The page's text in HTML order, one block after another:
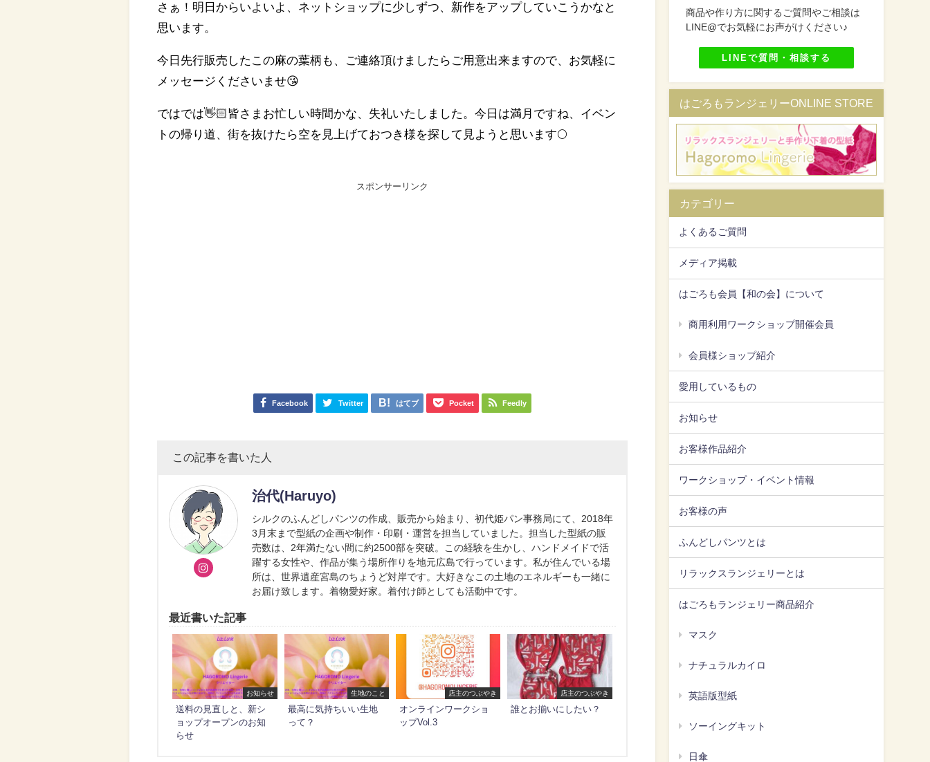
さぁ！明日からいよいよ、ネットショップに少しずつ、新作をアップしていこうかなと
思います。
今日先行販売したこの麻の葉柄も、ご連絡頂けましたらご用意出来ますので、お気軽に
メッセージくださいませ😘
ではでは👋🏻皆さまお忙しい時間かな、失礼いたしました。今日は満月ですね、イベン
トの帰り道、街を抜けたら空を見上げておつき様を探して見ようと思います🌕
スポンサーリンク
Facebook Twitter はてブ Pocket Feedly
この記事を書いた人
治代(Haruyo)
シルクのふんどしパンツの作成、販売から始まり、初代姫パン事務局にて、2018年
3月末まで型紙の企画や制作・印刷・運営を担当していました。担当した型紙の販
売数は、2年満たない間に約2500部を突破。この経験を生かし、ハンドメイドで活
躍する女性や、作品が集う場所作りを地元広島で行っています。私が住んでいる場
所は、世界遺産宮島のちょうど対岸です。大好きなこの土地のエネルギーも一緒に
お届け致します。着物愛好家。着付け師としても活動中です。
最近書いた記事
お知らせ
送料の見直しと、新シ
ョップオープンのお知
らせ
生地のこと
最高に気持ちいい生地
って？
店主のつぶやき
オンラインワークショ
ップVol.3
店主のつぶやき
誰とお揃いにしたい？
商品や作り方に関するご質問やご相談は
LINE@でお気軽にお声がけください♪
LINEで質問・相談する
はごろもランジェリーONLINE STORE
カテゴリー
よくあるご質問
メディア掲載
はごろも会員【和の会】について
商用利用ワークショップ開催会員
会員様ショップ紹介
愛用しているもの
お知らせ
お客様作品紹介
ワークショップ・イベント情報
お客様の声
ふんどしパンツとは
リラックスランジェリーとは
はごろもランジェリー商品紹介
マスク
ナチュラルカイロ
英語版型紙
ソーイングキット
日傘